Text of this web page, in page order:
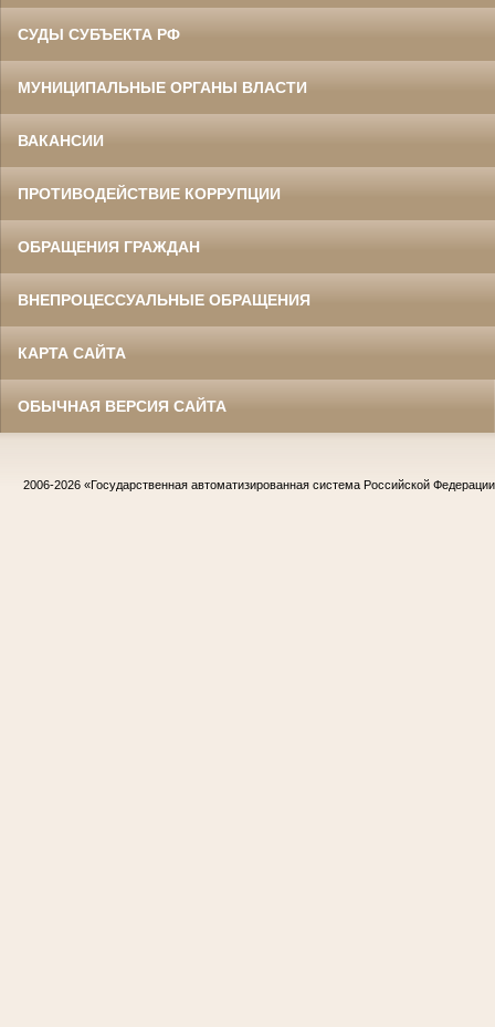
СУДЫ СУБЪЕКТА РФ
МУНИЦИПАЛЬНЫЕ ОРГАНЫ ВЛАСТИ
ВАКАНСИИ
ПРОТИВОДЕЙСТВИЕ КОРРУПЦИИ
ОБРАЩЕНИЯ ГРАЖДАН
ВНЕПРОЦЕССУАЛЬНЫЕ ОБРАЩЕНИЯ
КАРТА САЙТА
ОБЫЧНАЯ ВЕРСИЯ САЙТА
2006-2026 «Государственная автоматизированная система Российской